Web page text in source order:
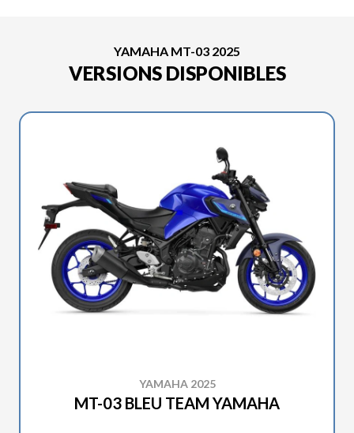
YAMAHA MT-03 2025
VERSIONS DISPONIBLES
YAMAHA 2025
MT-03 BLEU TEAM YAMAHA